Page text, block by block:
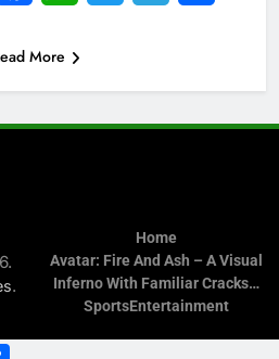
More
.
Home
Avatar: Fire And Ash – A Visual
Inferno With Familiar Cracks…
SportsEntertainment